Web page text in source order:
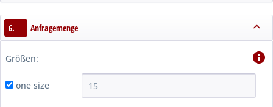
6. Anfragemenge
Größen:
one size